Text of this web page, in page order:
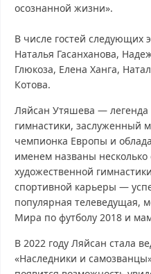
осознанной жизни».
В числе гостей следующих
Наталья Гасанханова,
Глюкоза, Елена Ханга,
Котова.
Ляйсан Утяшева — легенда
гимнастики, заслуженный
чемпионка Европы и
именем названы
художественной
спортивной карьеры —
популярная телеведущая,
Мира по футболу 2018 и
В 2022 году Ляйсан стала
«Наследники и